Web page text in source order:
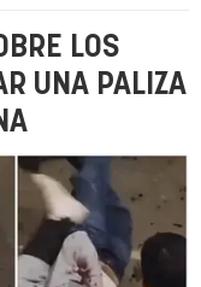
LOS
UNA PALIZA